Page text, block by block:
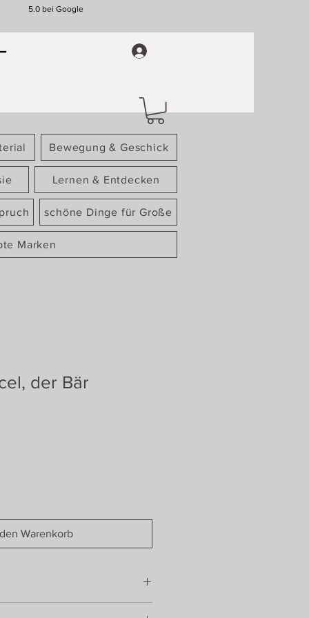
5.0 bei Google
Bewegung & Geschick
Lernen & Entdecken
schöne Dinge für Große
Marken
der Bär
Warenkorb